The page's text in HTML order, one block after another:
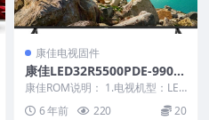
康佳电视固件
康佳LED32R5500PDE-9901
2226-V1.0.07原厂系统刷机
电视固件包下载
康佳ROM说明： 1.电视机型：LED
32R5500PDE 2.物料号：9901...
6 年前 220 20